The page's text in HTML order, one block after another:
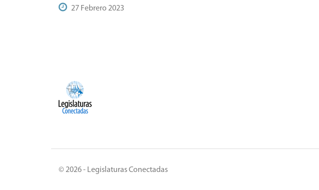
27 Febrero 2023
© 2026 - Legislaturas Conectadas